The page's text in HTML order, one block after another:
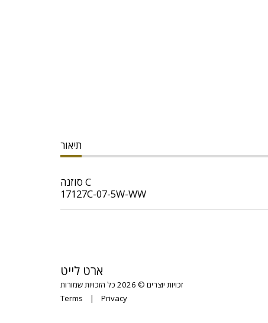
תיאור
סוזנה C
17127C-07-5W-WW
ארט לייט
זכויות יוצרים © 2026 כל הזכויות שמורות
Terms | Privacy